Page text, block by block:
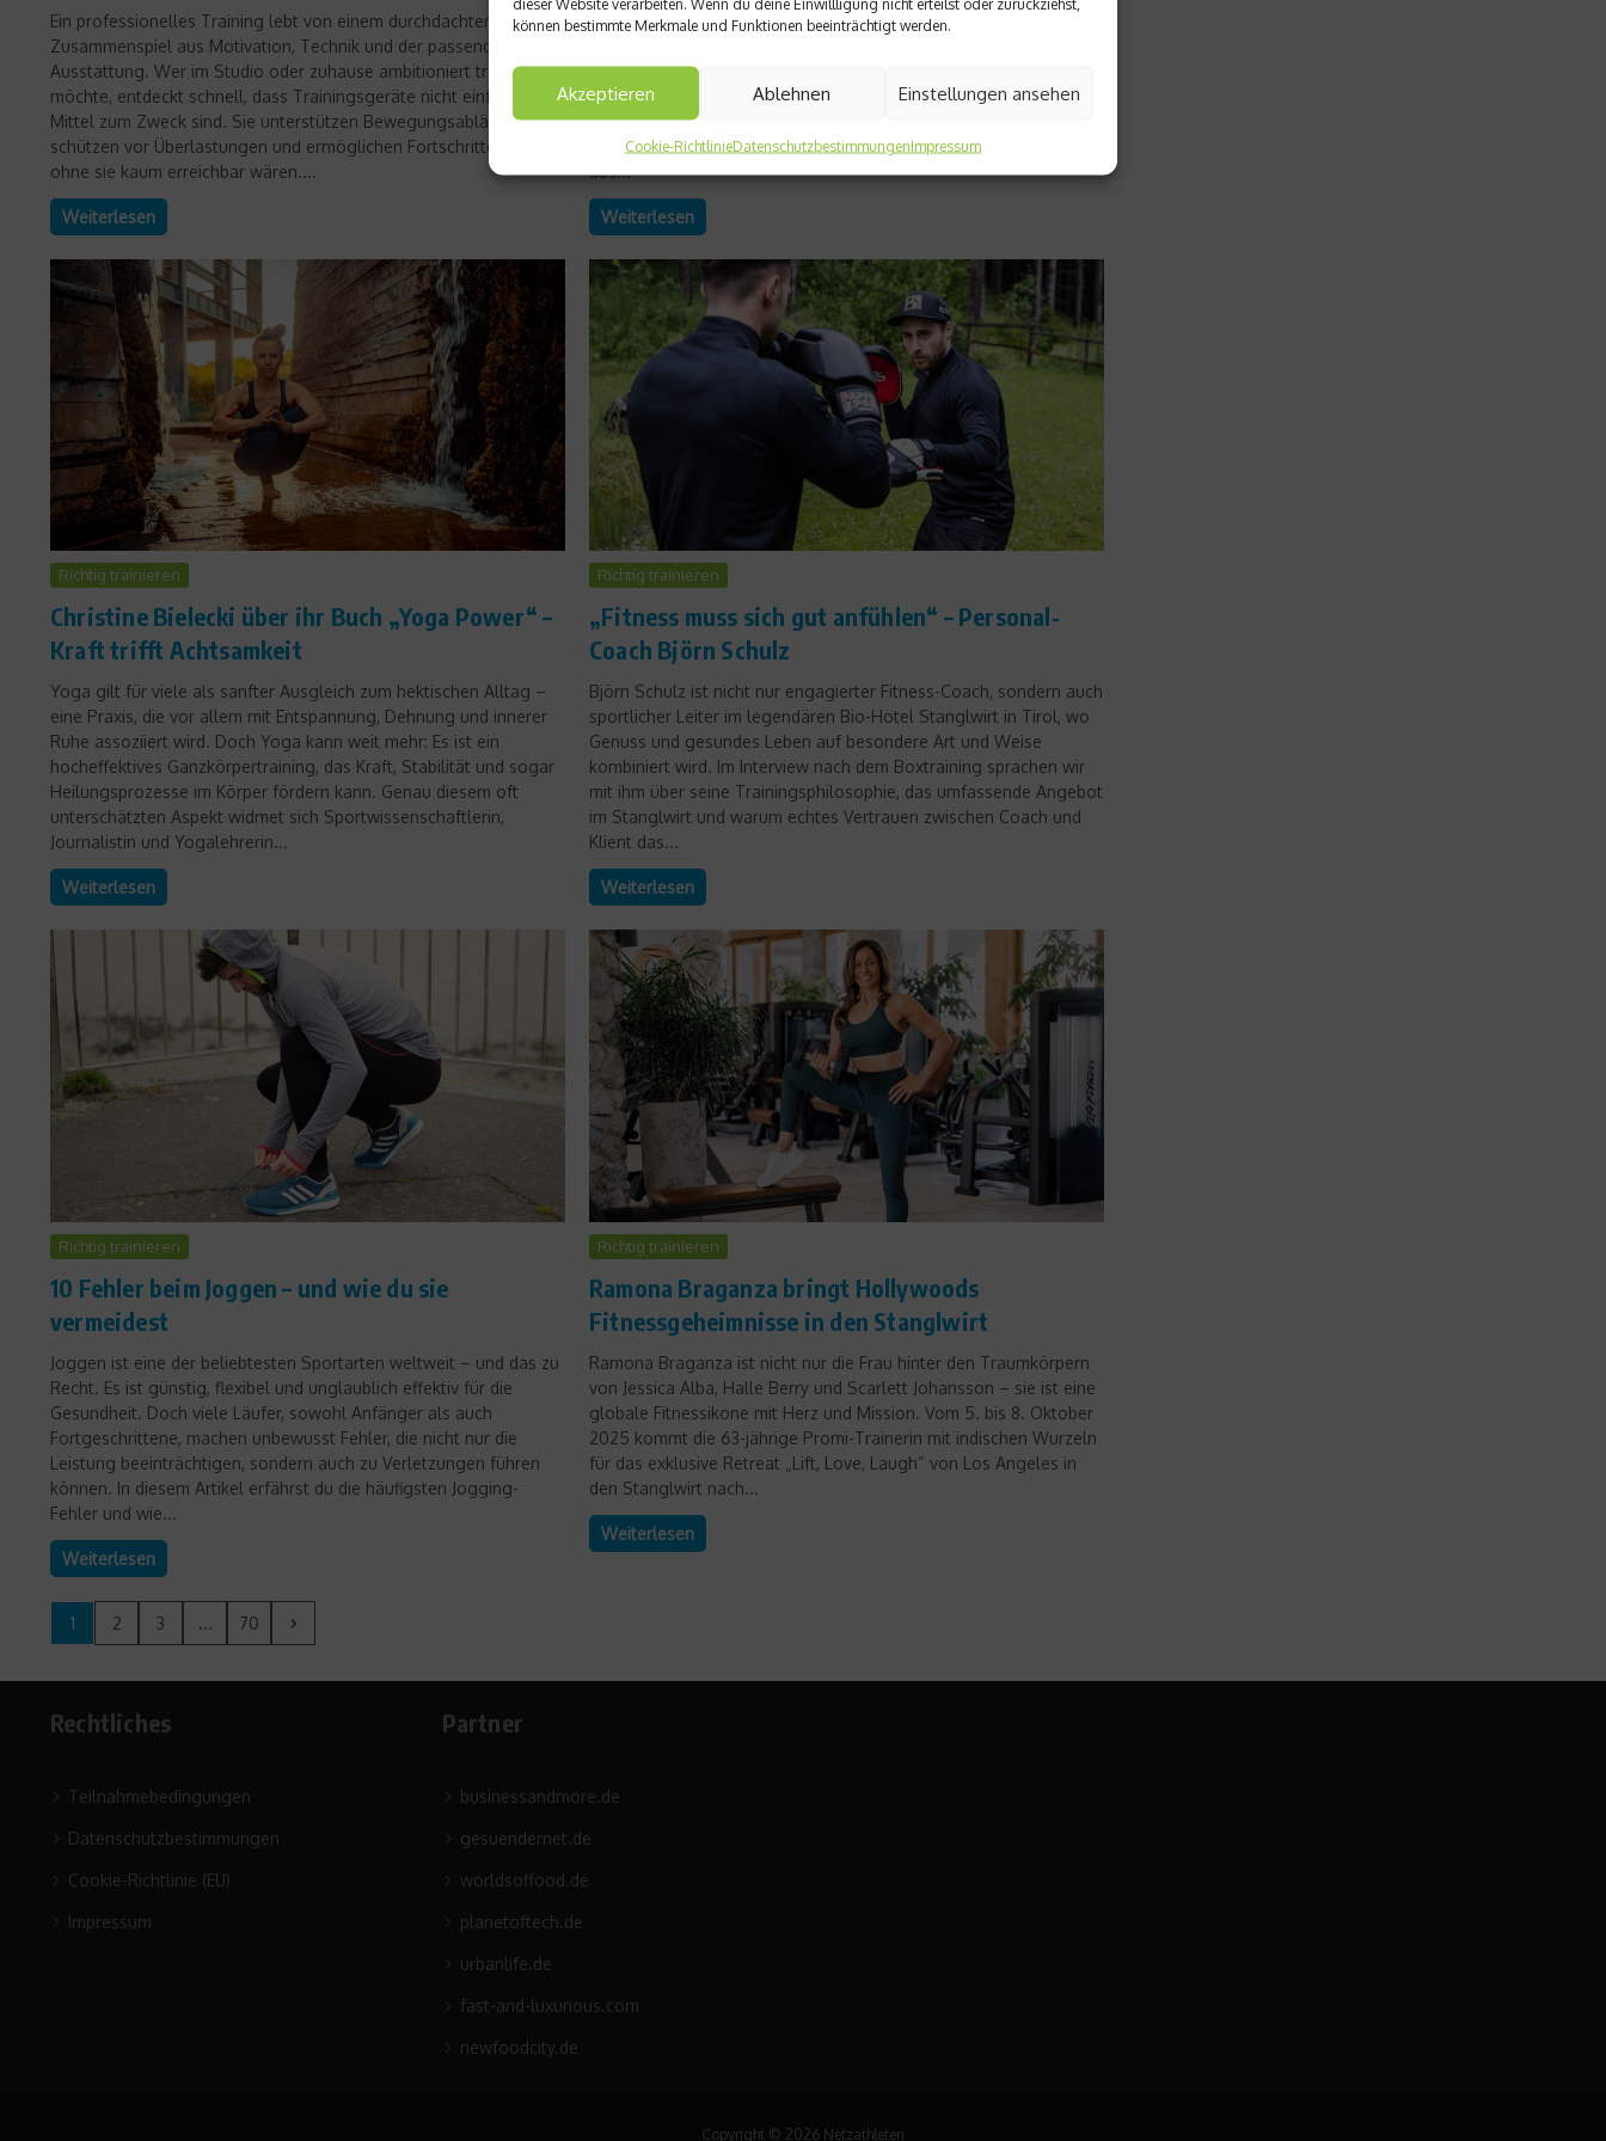
dieser Website verarbeiten. Wenn du deine Einwillligung nicht erteilst oder zurückziehst,
können bestimmte Merkmale und Funktionen beeinträchtigt werden.
Akzeptieren Ablehnen Einstellungen ansehen
Cookie-RichtlinieDatenschutzbestimmungenImpressum
Ein professionelles Training lebt von einem durchdachten
Zusammenspiel aus Motivation, Technik und der passenden
Ausstattung. Wer im Studio oder zuhause ambitioniert trainieren
möchte, entdeckt schnell, dass Trainingsgeräte nicht einfach nur
Mittel zum Zweck sind. Sie unterstützen Bewegungsabläufe,
schützen vor Überlastungen und ermöglichen Fortschritte, die
ohne sie kaum erreichbar wären....
Weiterlesen
Ein schneller Pass, ein präziser Schlag, ein geübter Blick – viele
Auge. Visuelle Leistungsfähigkeit ist ein oft unterschätzter Teil
des Trainings, obwohl sie entscheidend darüber bestimmt, wie
schnell Reize erkannt und Bewegungen umgesetzt werden. Ob im
Teamsport, beim Schießen oder im Alltag – das Zusammenspiel
aus...
Weiterlesen
Richtig trainieren
Christine Bielecki über ihr Buch „Yoga Power“ –
Kraft trifft Achtsamkeit
Yoga gilt für viele als sanfter Ausgleich zum hektischen Alltag –
eine Praxis, die vor allem mit Entspannung, Dehnung und innerer
Ruhe assoziiert wird. Doch Yoga kann weit mehr: Es ist ein
hocheffektives Ganzkörpertraining, das Kraft, Stabilität und sogar
Heilungsprozesse im Körper fördern kann. Genau diesem oft
unterschätzten Aspekt widmet sich Sportwissenschaftlerin,
Journalistin und Yogalehrerin...
Weiterlesen
Richtig trainieren
„Fitness muss sich gut anfühlen“ – Personal-
Coach Björn Schulz
Björn Schulz ist nicht nur engagierter Fitness-Coach, sondern auch
sportlicher Leiter im legendären Bio-Hotel Stanglwirt in Tirol, wo
Genuss und gesundes Leben auf besondere Art und Weise
kombiniert wird. Im Interview nach dem Boxtraining sprachen wir
mit ihm über seine Trainingsphilosophie, das umfassende Angebot
im Stanglwirt und warum echtes Vertrauen zwischen Coach und
Klient das...
Weiterlesen
Richtig trainieren
10 Fehler beim Joggen – und wie du sie
vermeidest
Joggen ist eine der beliebtesten Sportarten weltweit – und das zu
Recht. Es ist günstig, flexibel und unglaublich effektiv für die
Gesundheit. Doch viele Läufer, sowohl Anfänger als auch
Fortgeschrittene, machen unbewusst Fehler, die nicht nur die
Leistung beeinträchtigen, sondern auch zu Verletzungen führen
können. In diesem Artikel erfährst du die häufigsten Jogging-
Fehler und wie...
Weiterlesen
Richtig trainieren
Ramona Braganza bringt Hollywoods
Fitnessgeheimnisse in den Stanglwirt
Ramona Braganza ist nicht nur die Frau hinter den Traumkörpern
von Jessica Alba, Halle Berry und Scarlett Johansson – sie ist eine
globale Fitnessikone mit Herz und Mission. Vom 5. bis 8. Oktober
2025 kommt die 63-jährige Promi-Trainerin mit indischen Wurzeln
für das exklusive Retreat „Lift, Love, Laugh“ von Los Angeles in
den Stanglwirt nach...
Weiterlesen
1 2 3 ... 70
Rechtliches
Teilnahmebedingungen
Datenschutzbestimmungen
Cookie-Richtlinie (EU)
Impressum
Partner
businessandmore.de
gesuendernet.de
worldsoffood.de
planetoftech.de
urbanlife.de
fast-and-luxurious.com
newfoodcity.de
Copyright © 2026 Netzathleten